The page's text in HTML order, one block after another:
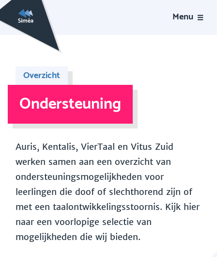
Menu
Overzicht
Ondersteuning
Auris, Kentalis, VierTaal en Vitus Zuid
werken samen aan een overzicht van
ondersteuningsmogelijkheden voor
leerlingen die doof of slechthorend zijn of
met een taalontwikkelingsstoornis. Kijk hier
naar een voorlopige selectie van
mogelijkheden die wij bieden.